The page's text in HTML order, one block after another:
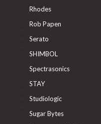
Rhodes
Rob Papen
Serato
SHIMBOL
Spectrasonics
STAY
Studiologic
Sugar Bytes